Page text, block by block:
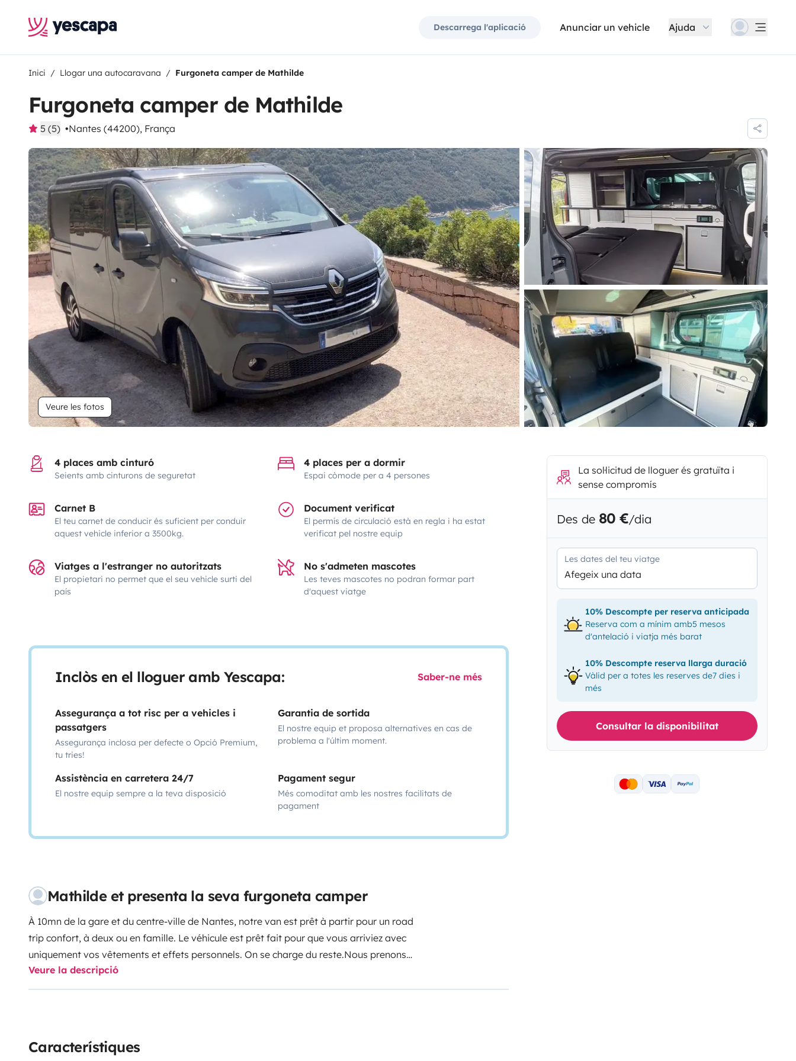
Descarrega l'aplicació Anunciar un vehicle Ajuda
Inici Llogar una autocaravana Furgoneta camper de Mathilde
Furgoneta camper de Mathilde
5 (5) Nantes (44200), França
Veure les fotos
4 places amb cinturó
Seients amb cinturons de seguretat
4 places per a dormir
Espai còmode per a 4 persones
Carnet B
El teu carnet de conducir és suficient per conduir
aquest vehicle inferior a 3500kg.
Document verificat
El permís de circulació està en regla i ha estat
verificat pel nostre equip
Viatges a l'estranger no autoritzats
El propietari no permet que el seu vehicle surti del
país
No s'admeten mascotes
Les teves mascotes no podran formar part
d'aquest viatge
Inclòs en el lloguer amb Yescapa: Saber-ne més
Assegurança a tot risc per a vehicles i
passatgers
Assegurança inclosa per defecte o Opció Premium,
tu tries!
Garantia de sortida
El nostre equip et proposa alternatives en cas de
problema a l'últim moment.
Assistència en carretera 24/7
El nostre equip sempre a la teva disposició
Pagament segur
Més comoditat amb les nostres facilitats de
pagament
Mathilde et presenta la seva furgoneta camper
À 10mn de la gare et du centre-ville de Nantes, notre van est prêt à partir pour un road
trip confort, à deux ou en famille. Le véhicule est prêt fait pour que vous arriviez avec
uniquement vos vêtements et effets personnels. On se charge du reste.Nous prenons
le temps de vous présenter le fonctionnement, de manipuler le toit, la banquette, les
équipements (gaz, eau propre, eaux usées…).LE VANMoteur puissant de 145CV
stationner sur tous les parkings)
Veure la descripció
Característiques
La sol·licitud de lloguer és gratuïta i
sense compromís
Des de 80 €/dia
Les dates del teu viatge
Afegeix una data
10% Descompte per reserva anticipada
Reserva com a mínim amb5 mesos
d'antelació i viatja més barat
10% Descompte reserva llarga duració
Vàlid per a totes les reserves de7 dies i
més
Consultar la disponibilitat